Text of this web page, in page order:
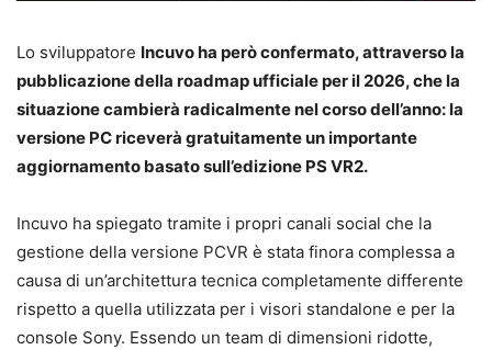
Lo sviluppatore Incuvo ha però confermato, attraverso la
pubblicazione della roadmap ufficiale per il 2026, che la
situazione cambierà radicalmente nel corso dell’anno: la
versione PC riceverà gratuitamente un importante
aggiornamento basato sull’edizione PS VR2.
Incuvo ha spiegato tramite i propri canali social che la
gestione della versione PCVR è stata finora complessa a
causa di un’architettura tecnica completamente differente
rispetto a quella utilizzata per i visori standalone e per la
console Sony. Essendo un team di dimensioni ridotte,